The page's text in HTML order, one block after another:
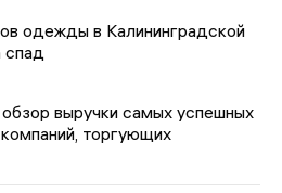
одежды в Калининградской
спад
выручки самых успешных
торгующих